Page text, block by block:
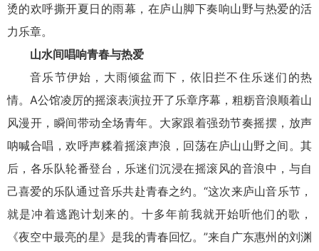
烫的欢呼撕开夏日的雨幕，在庐山脚下奏响山野与热爱的活
力乐章。
山水间唱响青春与热爱
音乐节伊始，大雨倾盆而下，依旧拦不住乐迷们的热
情。A公馆凌厉的摇滚表演拉开了乐章序幕，粗粝音浪顺着山
风漫开，瞬间带动全场青年。大家跟着强劲节奏摇摆，放声
呐喊合唱，欢呼声糅着摇滚声浪，回荡在庐山山野之间。其
后，各乐队轮番登台，乐迷们沉浸在摇滚风的音浪中，与自
己喜爱的乐队通过音乐共赴青春之约。“这次来庐山音乐节，
就是冲着逃跑计划来的。十多年前我就开始听他们的歌，
《夜空中最亮的星》是我的青春回忆。”来自广东惠州的刘渊